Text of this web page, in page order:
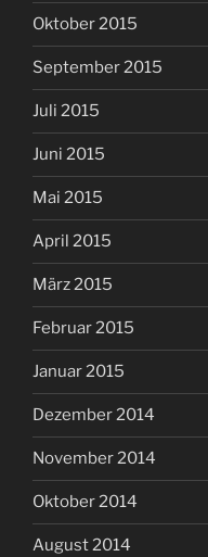
Oktober 2015
September 2015
Juli 2015
Juni 2015
Mai 2015
April 2015
März 2015
Februar 2015
Januar 2015
Dezember 2014
November 2014
Oktober 2014
August 2014